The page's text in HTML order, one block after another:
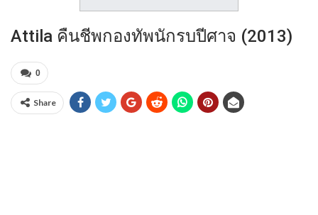
Attila คืนชีพกองทัพนักรบปีศาจ (2013)
0
Share